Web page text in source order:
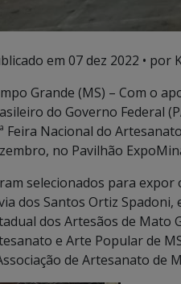
em 07 dez 2022 • por
Grande (MS) – Com o
do Governo Federal
Feira Nacional do
no Pavilhão
selecionados para
dos Santos Ortiz
dos Artesãos de Mato
e Arte Popular de
de Artesanato de